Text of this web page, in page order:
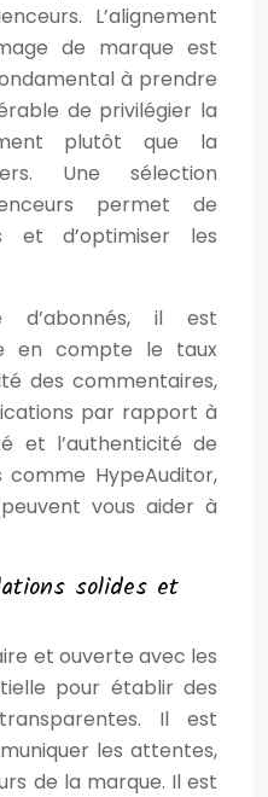
L’alignement
de marque est
à prendre
de privilégier la
plutôt que la
Une sélection
permet de
et d’optimiser les
d’abonnés, il est
en compte le taux
des commentaires,
par rapport à
et l’authenticité de
comme HypeAuditor,
vous aider à
solides et
et ouverte avec les
pour établir des
Il est
les attentes,
de la marque. Il est